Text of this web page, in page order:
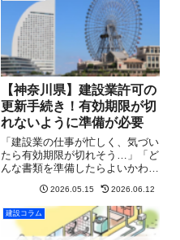
【神奈川県】建設業許可の
更新手続き！有効期限が切
れないように準備が必要
「建設業の仕事が忙しく、気づい
たら有効期限が切れそう…」「ど
んな書類を準備したらよいかわか
まからそんなご相談をよくいただ
きます。「うっかり忘れていた」
では済まされないのが建設業許可
の更新です。建設業許可の有効
2026.05.15 2026.06.12
建設コラム